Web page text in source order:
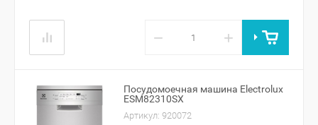
− +
Посудомоечная машина Electrolux
ESM82310SX
Артикул: 920072